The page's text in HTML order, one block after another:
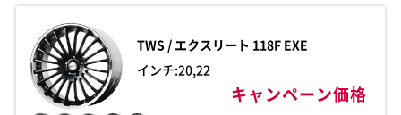
TWS / エクスリート 118F EXE
インチ:20,22
キャンペーン価格